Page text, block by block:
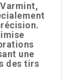
une
des tirs